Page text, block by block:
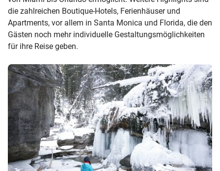
die zahlreichen Boutique-Hotels, Ferienhäuser und
Apartments, vor allem in Santa Monica und Florida, die den
Gästen noch mehr individuelle Gestaltungsmöglichkeiten
für ihre Reise geben.
© Tiffany Nguyen